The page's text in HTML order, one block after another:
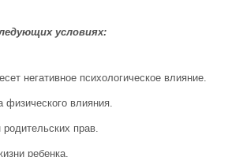
условиях:
негативное психологическое влияние.
физического влияния.
прав.
ребенка.